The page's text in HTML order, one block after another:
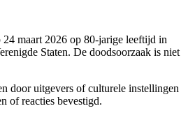
maart 2026 op 80-jarige leeftijd in
Staten. De doodsoorzaak is niet
door uitgevers of culturele instellingen
of reacties bevestigd.